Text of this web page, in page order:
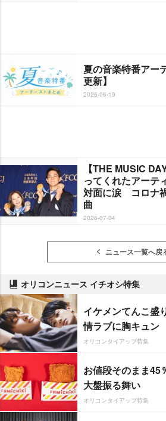
夏の音楽特番アー
更新】
2026-06-19
【THE MUSIC
ってくれたアーテ
対面に涙 コロナ
曲
2026-07-04
ニュース一覧へ戻
オリコンニュース イチオシ特集
イケメンてんこ盛
情ラブに胸キュン
オリコンタイアップ特集
お値段そのまま45
大盤振る舞い
オリコンタイアップ特集